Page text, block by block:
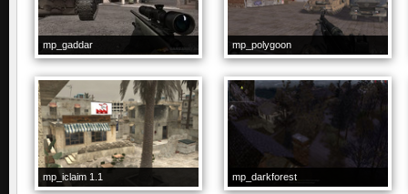
mp_gaddar mp_polygoon
mp_iclaim 1.1 mp_darkforest